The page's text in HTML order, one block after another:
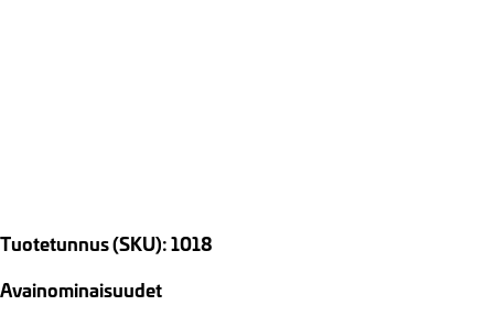
Tuotetunnus (SKU): 1018
Avainominaisuudet